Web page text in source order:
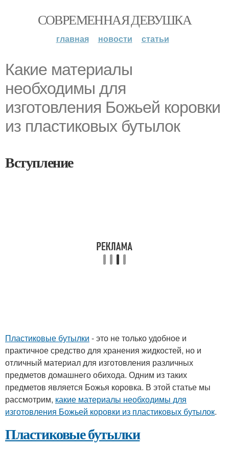
СОВРЕМЕННАЯ ДЕВУШКА
главная новости статьи
Какие материалы
необходимы для
изготовления Божьей коровки
из пластиковых бутылок
Вступление
Пластиковые бутылки - это не только удобное и
практичное средство для хранения жидкостей, но и
отличный материал для изготовления различных
предметов домашнего обихода. Одним из таких
предметов является Божья коровка. В этой статье мы
рассмотрим, какие материалы необходимы для
изготовления Божьей коровки из пластиковых бутылок.
Пластиковые бутылки